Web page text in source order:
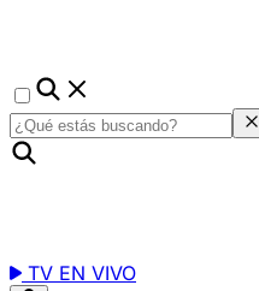
TV EN VIVO